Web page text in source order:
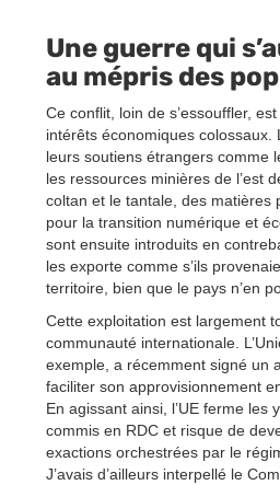
Une guerre qui
au mépris des
Ce conflit, loin de s’essouffler,
intérêts économiques colossaux.
leurs soutiens étrangers comme
les ressources minières de l’est
coltan et le tantale, des matières
pour la transition numérique et
sont ensuite introduits en
les exporte comme s’ils
territoire, bien que le pays n’en
Cette exploitation est largement
communauté internationale.
exemple, a récemment signé un
faciliter son approvisionnement
En agissant ainsi, l’UE ferme les
commis en RDC et risque de
exactions orchestrées par le
J’avais d’ailleurs interpellé le